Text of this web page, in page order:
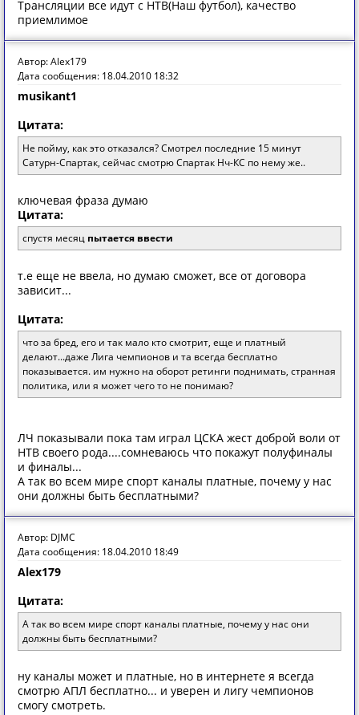
Трансляции все идут с НТВ(Наш футбол), качество
приемлимое
Автор: Alex179
Дата сообщения: 18.04.2010 18:32
musikant1
Цитата:
Не пойму, как это отказался? Смотрел последние 15 минут
Сатурн-Спартак, сейчас смотрю Спартак Нч-КС по нему же..
ключевая фраза думаю
Цитата:
спустя месяц пытается ввести
т.е еще не ввела, но думаю сможет, все от договора
зависит...
Цитата:
что за бред, его и так мало кто смотрит, еще и платный
делают...даже Лига чемпионов и та всегда бесплатно
показывается. им нужно на оборот ретинги поднимать, странная
политика, или я может чего то не понимаю?
ЛЧ показывали пока там играл ЦСКА жест доброй воли от
НТВ своего рода....сомневаюсь что покажут полуфиналы
и финалы...
А так во всем мире спорт каналы платные, почему у нас
они должны быть бесплатными?
Автор: DJMC
Дата сообщения: 18.04.2010 18:49
Alex179
Цитата:
А так во всем мире спорт каналы платные, почему у нас они
должны быть бесплатными?
ну каналы может и платные, но в интернете я всегда
смотрю АПЛ бесплатно... и уверен и лигу чемпионов
смогу смотреть.